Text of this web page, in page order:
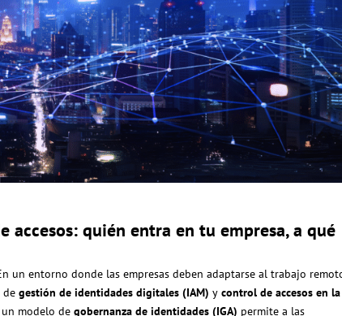
accesos: quién entra en tu empresa, a qué
un entorno donde las empresas deben adaptarse al trabajo
de gestión de identidades digitales (IAM) y control de accesos en la
un modelo de gobernanza de identidades (IGA) permite a las